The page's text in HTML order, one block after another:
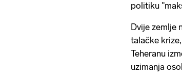
politiku
Dvije zemlje
talačke
Teheranu
uzimanja